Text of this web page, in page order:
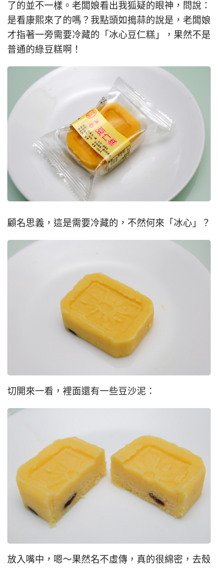
了的並不一樣。老闆娘看出我狐疑的眼神，問說：
是看康熙來了的嗎？我點頭如搗蒜的說是，老闆娘
才指著一旁需要冷藏的「冰心豆仁糕」，果然不是
普通的綠豆糕啊！
顧名思義，這是需要冷藏的，不然何來「冰心」？
切開來一看，裡面還有一些豆沙泥：
放入嘴中，嗯～果然名不虛傳，真的很綿密，去殼